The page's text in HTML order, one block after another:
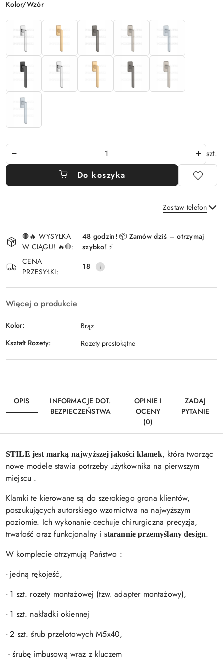
Wariant
Kolor/Wzór
szt.
Do koszyka
Zostaw telefon
Wyślij
Dostępność
i
dostawa
🛑🔥 WYSYŁKA
W CIĄGU! 🔥🛑:
48 godzin! 📦 Zamów dziś – otrzymaj
szybko! ⚡
CENA
PRZESYŁKI:
18
Więcej o produkcie
Kolor:
Brąz
Kształt Rozety:
Rozety prostokątne
OPIS
INFORMACJE DOT.
BEZPIECZEŃSTWA
OPINIE I
OCENY
(0)
ZADAJ
PYTANIE
STILE jest marką najwyższej jakości klamek, która tworząc
nowe modele stawia potrzeby użytkownika na pierwszym
miejscu .
Klamki te kierowane są do szerokiego grona klientów,
poszukujących autorskiego wzornictwa na najwyższym
poziomie. Ich wykonanie cechuje chirurgiczna precyzja,
trwałość oraz funkcjonalny i starannie przemyślany design.
W komplecie otrzymują Państwo :
- jedną rękojeść,
- 1 szt. rozety montażowej (tzw. adapter montażowy),
- 1 szt. nakładki okiennej
- 2 szt. śrub przelotowych M5x40,
- śrubę imbusową wraz z kluczem